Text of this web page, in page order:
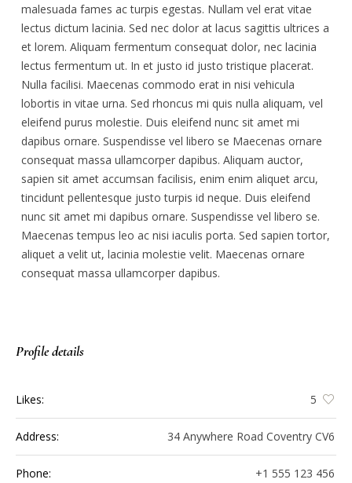
malesuada fames ac turpis egestas. Nullam vel erat vitae
lectus dictum lacinia. Sed nec dolor at lacus sagittis ultrices a
et lorem. Aliquam fermentum consequat dolor, nec lacinia
lectus fermentum ut. In et justo id justo tristique placerat.
Nulla facilisi. Maecenas commodo erat in nisi vehicula
lobortis in vitae urna. Sed rhoncus mi quis nulla aliquam, vel
eleifend purus molestie. Duis eleifend nunc sit amet mi
dapibus ornare. Suspendisse vel libero se Maecenas ornare
consequat massa ullamcorper dapibus. Aliquam auctor,
sapien sit amet accumsan facilisis, enim enim aliquet arcu,
tincidunt pellentesque justo turpis id neque. Duis eleifend
nunc sit amet mi dapibus ornare. Suspendisse vel libero se.
Maecenas tempus leo ac nisi iaculis porta. Sed sapien tortor,
aliquet a velit ut, lacinia molestie velit. Maecenas ornare
consequat massa ullamcorper dapibus.
Profile details
Likes: 5
Address: 34 Anywhere Road Coventry CV6
Phone: +1 555 123 456